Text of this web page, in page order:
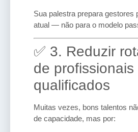
Sua palestra prepara gestores
atual — não para o modelo
✅ 3. Reduzir
de profissionais
qualificados
Muitas vezes, bons talentos
de capacidade, mas por: